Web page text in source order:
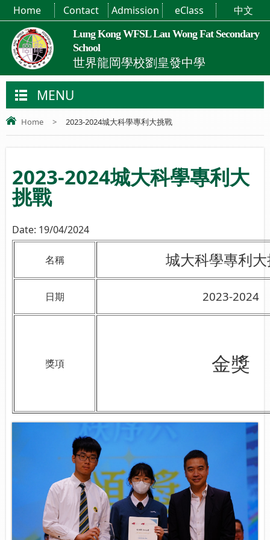
Lung Kong WFSL Lau Wong Fat Secondary
School
世界龍岡學校劉皇發中學
Home Contact Admission eClass 中文
MENU
Home > 2023-2024城大科學專利大挑戰
2023-2024城大科學專利大
挑戰
Date: 19/04/2024
名稱 城大科學專利
日期 2023-2024
獎項 金獎